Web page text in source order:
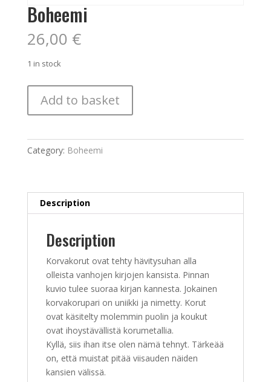
Boheemi
26,00 €
1 in stock
quantity
Add to basket
Category: Boheemi
Description
Description
Korvakorut ovat tehty hävitysuhan alla
olleista vanhojen kirjojen kansista. Pinnan
kuvio tulee suoraa kirjan kannesta. Jokainen
korvakorupari on uniikki ja nimetty. Korut
ovat käsitelty molemmin puolin ja koukut
ovat ihoystävällistä korumetallia.
Kyllä, siis ihan itse olen nämä tehnyt. Tärkeää
on, että muistat pitää viisauden näiden
kansien välissä.